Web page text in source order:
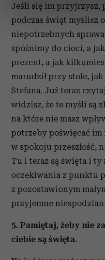
dane są przetwarzane oraz
sekcji szczegółów. W
zmienić lub wycofać
Wykorzystujemy pliki
i reklam, aby oferować
analizować ruch w naszej
korzystasz z naszej
społecznościowym,
Partnerzy mogą połączyć
otrzymanymi od Ciebie
korzystania z ich usług.
Jeśli się im przyjrzysz,
podczas świąt myślisz
niepotrzebnych
spóźnimy do cioci, a
prezent, a jak
marudził przy stole,
Stefana. Już teraz
widzisz, że te myśli są
na które nie masz
potrzeby poświęcać im
w spokoju przeszłość,
Tu i teraz są święta i ty
oczekiwania z punktu
z pozostawionym
przyjemne
5. Pamiętaj, żeby nie
ciebie są święta.